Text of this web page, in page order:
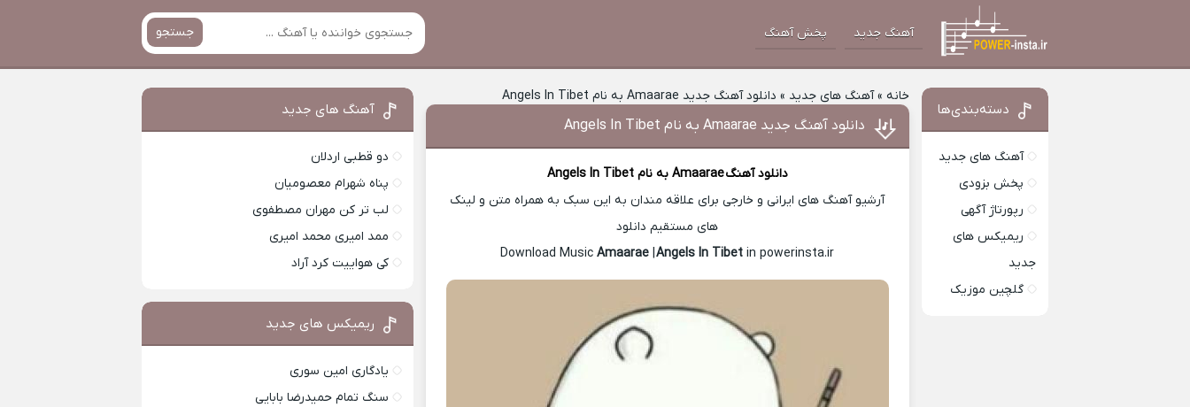
آهنگ جدید پخش آهنگ جستجو
خانه »آهنگ های جدید » دانلود آهنگ جدید Amaarae به نام Angels In Tibet
دانلود آهنگ جدید Amaarae به نام Angels In Tibet
دانلود آهنگAmaarae به نام Angels In Tibet
آرشیو آهنگ های ایرانی و خارجی برای علاقه مندان به این سبک به همراه متن و لینک
های مستقیم دانلود
Download Music
Amaarae|Angels In Tibet in powerinsta.ir
دسته‌بندی‌ها
آهنگ های جدید
پخش بزودی
رپورتاژ آگهی
ریمیکس های
جدید
گلچین موزیک
آهنگ های جدید
دو قطبی اردلان
پناه شهرام معصومیان
لب تر کن مهران مصطفوی
ممد امیری محمد امیری
کی هواییت کرد آراد
ریمیکس های جدید
یادگاری امین سوری
سنگ تمام حمیدرضا بابایی